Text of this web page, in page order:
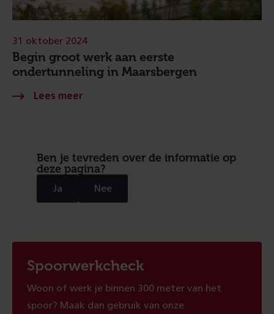
Begin groot werk aan eerste
ondertunneling in Maarsbergen
31 oktober 2024
Ben je tevreden over de informatie op
deze pagina?
Ja Nee
Spoorwerkcheck
Woon of werk je binnen 300 meter van het
spoor? Maak dan gebruik van onze